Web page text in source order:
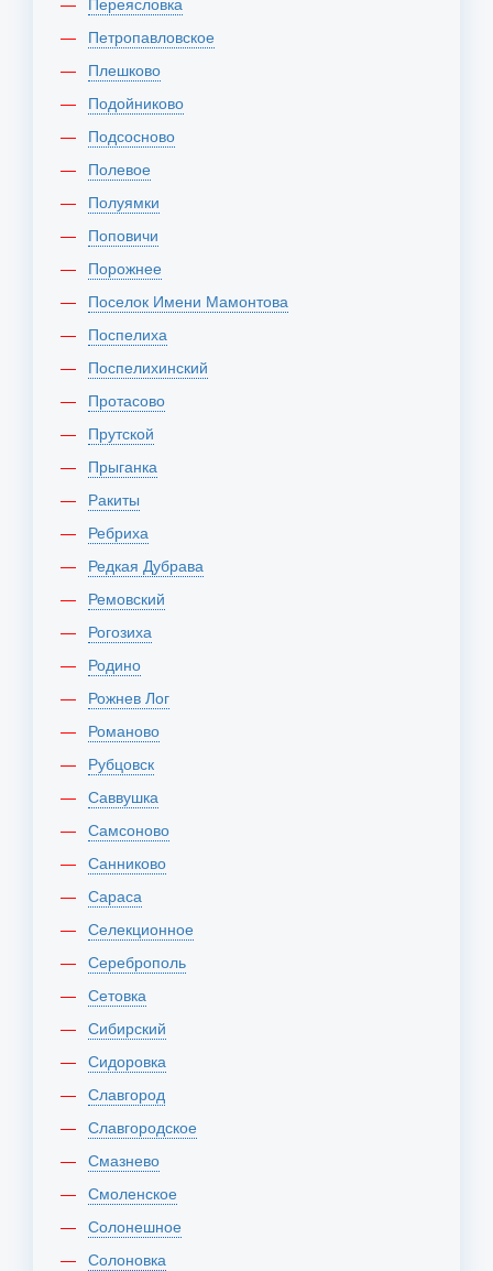
Петропавловское
Плешково
Подойниково
Подсосново
Полевое
Полуямки
Поповичи
Порожнее
Поселок Имени Мамонтова
Поспелиха
Поспелихинский
Протасово
Прутской
Прыганка
Ракиты
Ребриха
Редкая Дубрава
Ремовский
Рогозиха
Родино
Рожнев Лог
Романово
Рубцовск
Саввушка
Самсоново
Санниково
Сараса
Селекционное
Сереброполь
Сетовка
Сибирский
Сидоровка
Славгород
Славгородское
Смазнево
Смоленское
Солонешное
Солоновка